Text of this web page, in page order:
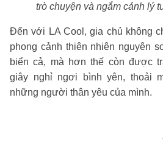
trò chuyện và ngắm cảnh lý
Đến với LA Cool, gia chủ không
phong cảnh thiên nhiên nguyên
biển cả, mà hơn thế còn được
giây nghỉ ngơi bình yên, thoải
những người thân yêu của mình.